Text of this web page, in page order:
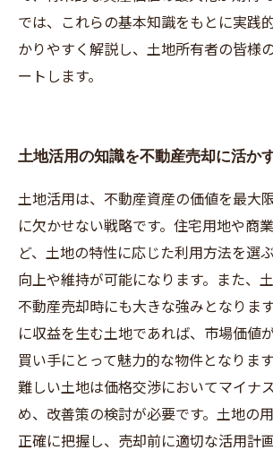
では、これらの基本知識をもとに実践
かりやすく解説し、土地所有者の皆様
ートします。
土地活用の知識を不動産売却に活か
土地活用は、不動産資産の価値を最大
に欠かせない戦略です。住宅用地や商
ど、土地の特性に応じた利用方法を選
向上や維持が可能になります。また、
不動産売却時にも大きな強みとなりま
に収益を生む土地であれば、市場価値
買い手にとって魅力的な物件となりま
難しい土地は価格交渉においてマイナ
め、改善策の検討が必要です。土地の
正確に把握し、売却前に適切な活用計